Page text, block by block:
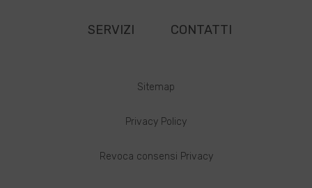
SERVIZI CONTATTI
Sitemap
Privacy Policy
Revoca consensi Privacy